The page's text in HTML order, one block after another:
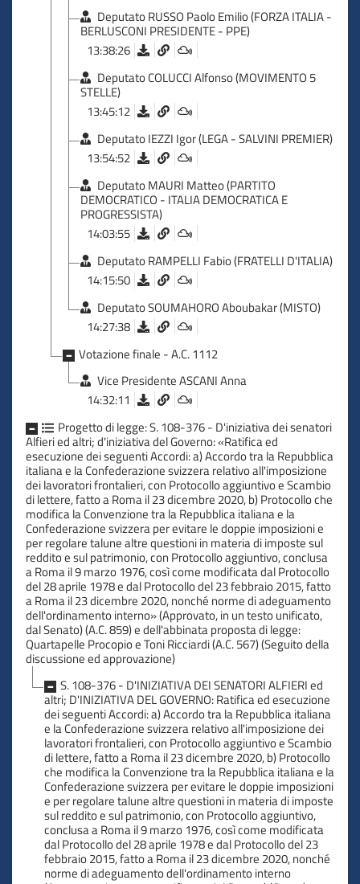
Deputato RUSSO Paolo Emilio (FORZA ITALIA -
BERLUSCONI PRESIDENTE - PPE)
13:38:26
Deputato COLUCCI Alfonso (MOVIMENTO 5
STELLE)
13:45:12
Deputato IEZZI Igor (LEGA - SALVINI PREMIER)
13:54:52
Deputato MAURI Matteo (PARTITO
DEMOCRATICO - ITALIA DEMOCRATICA E
PROGRESSISTA)
14:03:55
Deputato RAMPELLI Fabio (FRATELLI D'ITALIA)
14:15:50
Deputato SOUMAHORO Aboubakar (MISTO)
14:27:38
Votazione finale - A.C. 1112
Vice Presidente ASCANI Anna
14:32:11
Progetto di legge: S. 108-376 - D'iniziativa dei senatori
Alfieri ed altri; d'iniziativa del Governo: «Ratifica ed
esecuzione dei seguenti Accordi: a) Accordo tra la Repubblica
italiana e la Confederazione svizzera relativo all'imposizione
dei lavoratori frontalieri, con Protocollo aggiuntivo e Scambio
di lettere, fatto a Roma il 23 dicembre 2020, b) Protocollo che
modifica la Convenzione tra la Repubblica italiana e la
Confederazione svizzera per evitare le doppie imposizioni e
per regolare talune altre questioni in materia di imposte sul
reddito e sul patrimonio, con Protocollo aggiuntivo, conclusa
a Roma il 9 marzo 1976, così come modificata dal Protocollo
del 28 aprile 1978 e dal Protocollo del 23 febbraio 2015, fatto
a Roma il 23 dicembre 2020, nonché norme di adeguamento
dell'ordinamento interno» (Approvato, in un testo unificato,
dal Senato) (A.C. 859) e dell'abbinata proposta di legge:
Quartapelle Procopio e Toni Ricciardi (A.C. 567) (Seguito della
discussione ed approvazione)
S. 108-376 - D'INIZIATIVA DEI SENATORI ALFIERI ed
altri; D'INIZIATIVA DEL GOVERNO: Ratifica ed esecuzione
dei seguenti Accordi: a) Accordo tra la Repubblica italiana
e la Confederazione svizzera relativo all'imposizione dei
lavoratori frontalieri, con Protocollo aggiuntivo e Scambio
di lettere, fatto a Roma il 23 dicembre 2020, b) Protocollo
che modifica la Convenzione tra la Repubblica italiana e la
Confederazione svizzera per evitare le doppie imposizioni
e per regolare talune altre questioni in materia di imposte
sul reddito e sul patrimonio, con Protocollo aggiuntivo,
conclusa a Roma il 9 marzo 1976, così come modificata
dal Protocollo del 28 aprile 1978 e dal Protocollo del 23
febbraio 2015, fatto a Roma il 23 dicembre 2020, nonché
norme di adeguamento dell'ordinamento interno